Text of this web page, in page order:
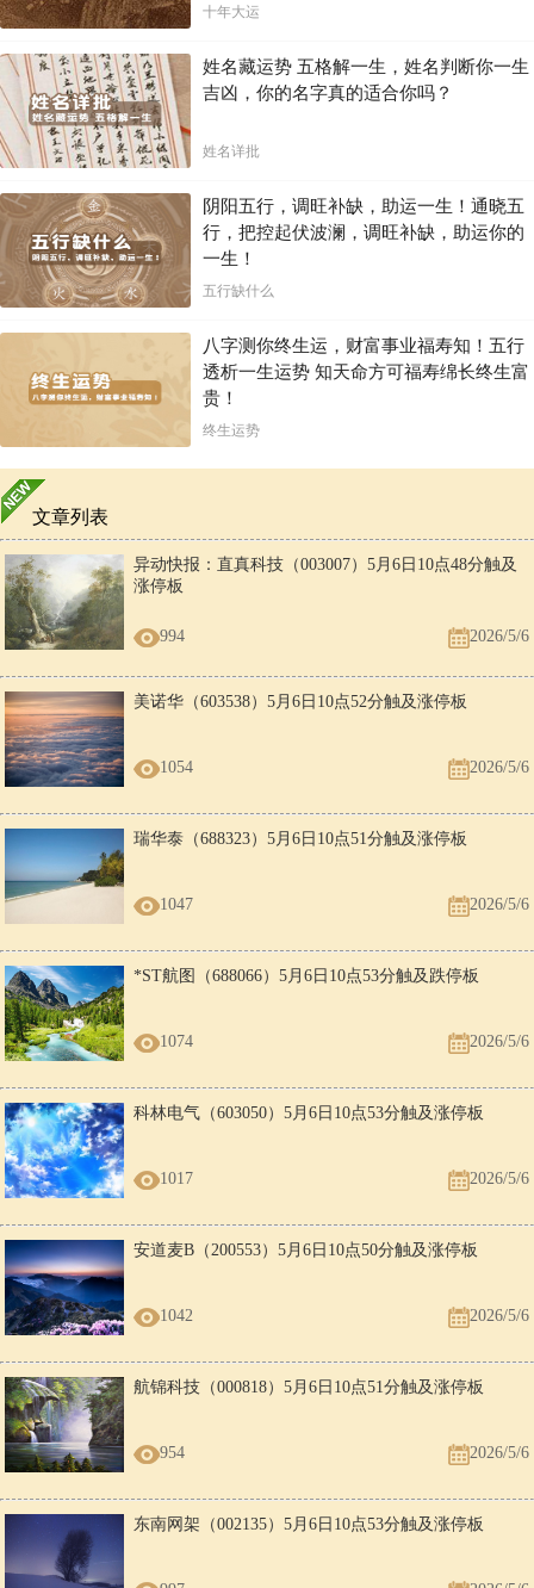
十年大运
姓名藏运势 五格解一生，姓名判断你一生
吉凶，你的名字真的适合你吗？
姓名详批
阴阳五行，调旺补缺，助运一生！通晓五
行，把控起伏波澜，调旺补缺，助运你的
一生！
五行缺什么
八字测你终生运，财富事业福寿知！五行
透析一生运势 知天命方可福寿绵长终生富
贵！
终生运势
文章列表
异动快报：直真科技（003007）5月6日10点48分触及
涨停板
994 2026/5/6
美诺华（603538）5月6日10点52分触及涨停板
1054 2026/5/6
瑞华泰（688323）5月6日10点51分触及涨停板
1047 2026/5/6
*ST航图（688066）5月6日10点53分触及跌停板
1074 2026/5/6
科林电气（603050）5月6日10点53分触及涨停板
1017 2026/5/6
安道麦B（200553）5月6日10点50分触及涨停板
1042 2026/5/6
航锦科技（000818）5月6日10点51分触及涨停板
954 2026/5/6
东南网架（002135）5月6日10点53分触及涨停板